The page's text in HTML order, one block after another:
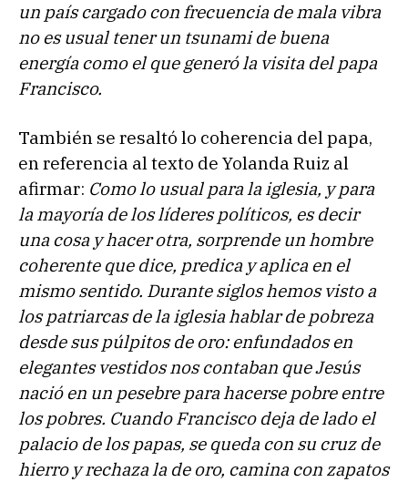
un país cargado con frecuencia de mala vibra
no es usual tener un tsunami de buena
energía como el que generó la visita del papa
Francisco.
También se resaltó lo coherencia del papa,
en referencia al texto de Yolanda Ruiz al
afirmar: Como lo usual para la iglesia, y para
la mayoría de los líderes políticos, es decir
una cosa y hacer otra, sorprende un hombre
coherente que dice, predica y aplica en el
mismo sentido. Durante siglos hemos visto a
los patriarcas de la iglesia hablar de pobreza
desde sus púlpitos de oro: enfundados en
elegantes vestidos nos contaban que Jesús
nació en un pesebre para hacerse pobre entre
los pobres. Cuando Francisco deja de lado el
palacio de los papas, se queda con su cruz de
hierro y rechaza la de oro, camina con zapatos